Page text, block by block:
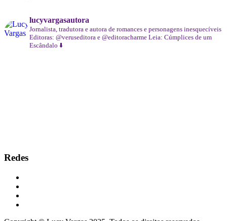
lucyvargasautora
Jornalista, tradutora e autora de romances e personagens inesquecíveis
Editoras: @veruseditora e @editoracharme Leia: Cúmplices de um
Escândalo ⬇️
Redes